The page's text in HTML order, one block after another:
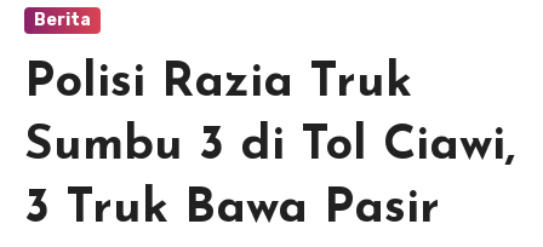
Berita
Polisi Razia Truk
Sumbu 3 di Tol Ciawi,
3 Truk Bawa Pasir